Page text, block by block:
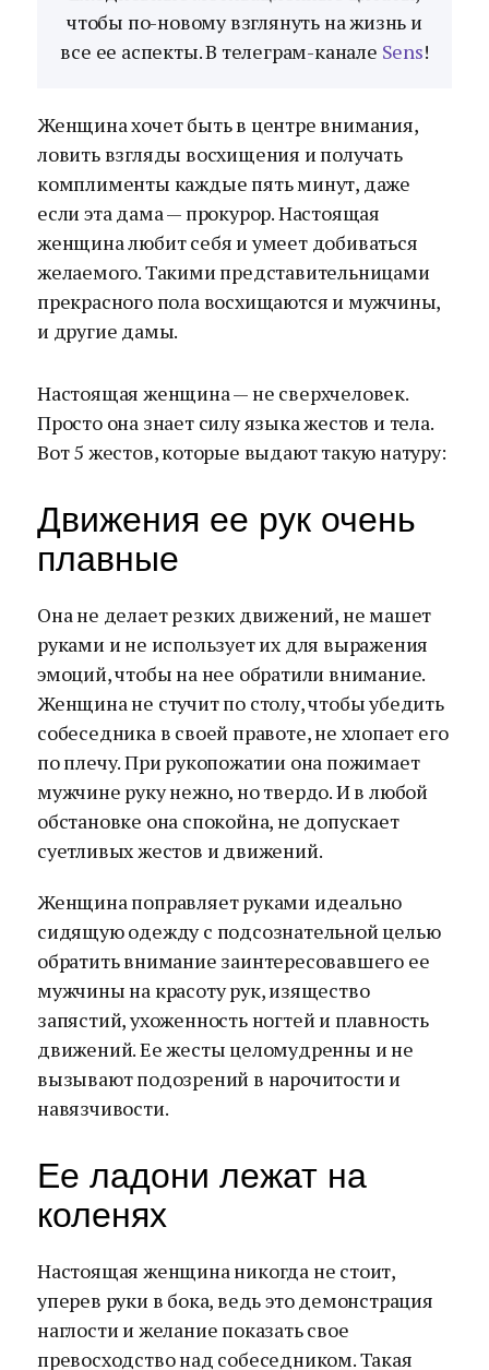
чтобы по-новому взглянуть на жизнь и
все ее аспекты. В телеграм-канале Sens!
Женщина хочет быть в центре внимания,
ловить взгляды восхищения и получать
комплименты каждые пять минут, даже
если эта дама — прокурор. Настоящая
женщина любит себя и умеет добиваться
желаемого. Такими представительницами
прекрасного пола восхищаются и мужчины,
и другие дамы.
Настоящая женщина — не сверхчеловек.
Просто она знает силу языка жестов и тела.
Вот 5 жестов, которые выдают такую натуру:
Движения ее рук очень
плавные
Она не делает резких движений, не машет
руками и не использует их для выражения
эмоций, чтобы на нее обратили внимание.
Женщина не стучит по столу, чтобы убедить
собеседника в своей правоте, не хлопает его
по плечу. При рукопожатии она пожимает
мужчине руку нежно, но твердо. И в любой
обстановке она спокойна, не допускает
суетливых жестов и движений.
Женщина поправляет руками идеально
сидящую одежду с подсознательной целью
обратить внимание заинтересовавшего ее
мужчины на красоту рук, изящество
запястий, ухоженность ногтей и плавность
движений. Ее жесты целомудренны и не
вызывают подозрений в нарочитости и
навязчивости.
Ее ладони лежат на
коленях
Настоящая женщина никогда не стоит,
уперев руки в бока, ведь это демонстрация
наглости и желание показать свое
превосходство над собеседником. Такая